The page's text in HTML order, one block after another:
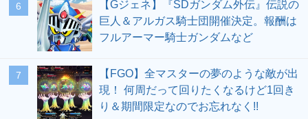
6
【Gジェネ】『SDガンダム外伝』伝説の
巨人＆アルガス騎士団開催決定。報酬は
フルアーマー騎士ガンダムなど
7
【FGO】全マスターの夢のような敵が出
現！ 何周だって回りたくなるけど1回き
り＆期間限定なのでお忘れなく!!